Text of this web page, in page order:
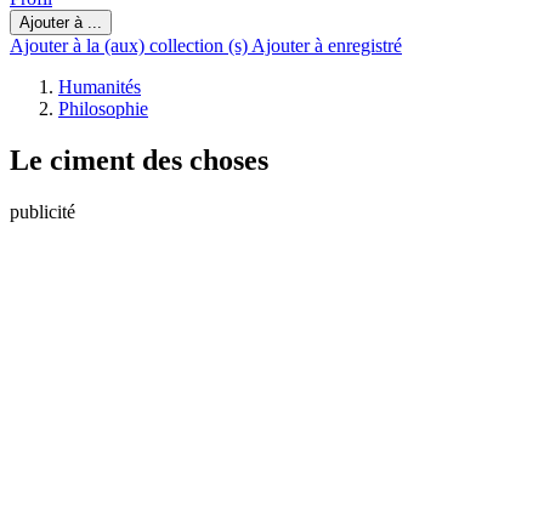
Ajouter à ...
Ajouter à la (aux) collection (s) Ajouter à enregistré
Humanités
Philosophie
Le ciment des choses
publicité